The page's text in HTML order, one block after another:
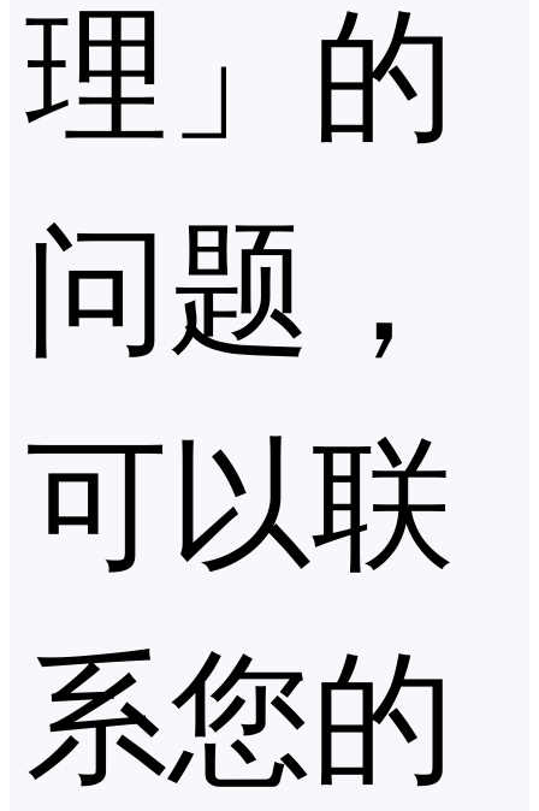
理」的
问题，
可以联
系您的